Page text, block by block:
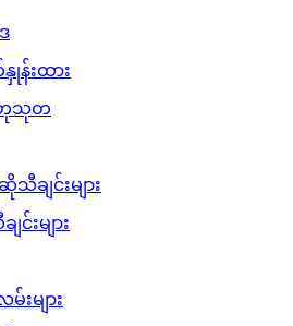
န်းထား
သုတ
ချင်းများ
င်းများ
းများ